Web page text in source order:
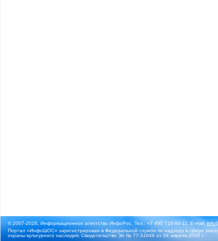
© 2007-2026, Информационное агентство ИнфоРос. Тел.: +7 495 718-84-11, E-mail:
Портал «ИнфоШОС» зарегистрирован в Федеральной службе по надзору в сфере
охраны культурного наследия. Свидетельство Эл № 77-31649 от 04 апреля 2008 г.